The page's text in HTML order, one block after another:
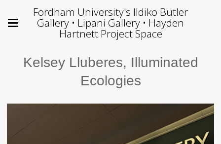
Fordham University's Ildiko Butler
Gallery • Lipani Gallery • Hayden
Hartnett Project Space
Kelsey Lluberes, Illuminated
Ecologies